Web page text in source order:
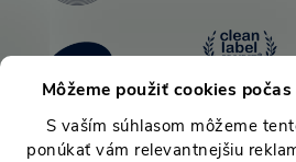
Môžeme použiť cookies
S vaším súhlasom môžeme
ponúkať vám relevantnejšiu